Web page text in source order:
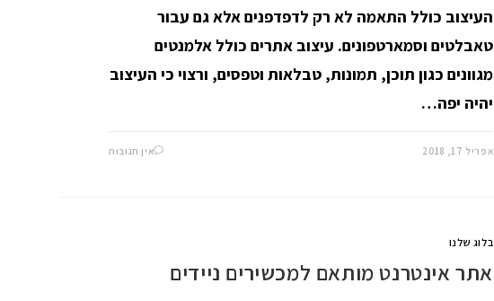
העיצוב כולל התאמה לא רק לדפדפנים אלא גם עבור
טאבלטים וסמארטפונים. עיצוב אתרים כולל אלמנטים
מגוונים כגון תוכן, תמונות, טבלאות וטפסים, ורצוי כי העיצוב
יהיה יפה…
אין תגובות אפריל 17, 2018
בלוג שלנו
אתר אינטרנט מותאם למכשירים ניידים